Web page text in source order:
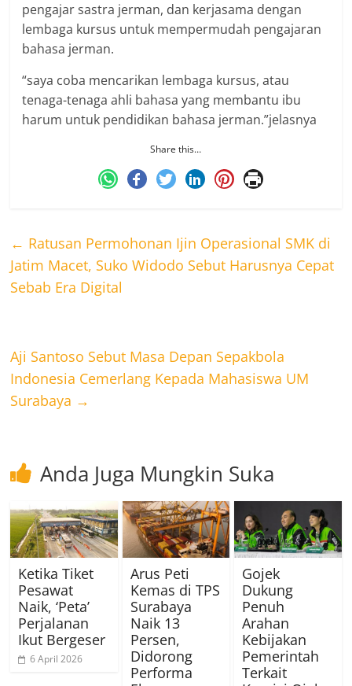
pengajar sastra jerman, dan kerjasama dengan
lembaga kursus untuk mempermudah pengajaran
bahasa jerman.
“saya coba mencarikan lembaga kursus, atau
tenaga-tenaga ahli bahasa yang membantu ibu
harum untuk pendidikan bahasa jerman.”jelasnya
Share this…
← Ratusan Permohonan Ijin Operasional SMK di
Jatim Macet, Suko Widodo Sebut Harusnya Cepat
Sebab Era Digital
Aji Santoso Sebut Masa Depan Sepakbola
Indonesia Cemerlang Kepada Mahasiswa UM
Surabaya →
Anda Juga Mungkin Suka
Ketika Tiket
Pesawat
Naik, ‘Peta’
Perjalanan
Ikut Bergeser
6 April 2026
Arus Peti
Kemas di TPS
Surabaya
Naik 13
Persen,
Didorong
Performa
Gojek
Dukung
Penuh
Arahan
Kebijakan
Pemerintah
Terkait